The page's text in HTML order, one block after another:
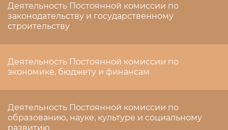
Деятельность Постоянной комиссии по
законодательству и государственному
строительству
Деятельность Постоянной комиссии по
экономике, бюджету и финансам
Деятельность Постоянной комиссии по
образованию, науке, культуре и социальному
развитию